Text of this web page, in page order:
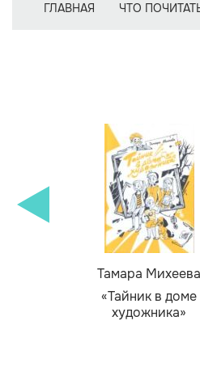
ГЛАВНАЯ ЧТО
Тамара Михеева
«Тайник в доме
художника»